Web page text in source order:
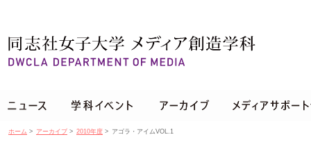
ホーム > アーカイブ > 2010年度 > アゴラ・アイムVOL.1